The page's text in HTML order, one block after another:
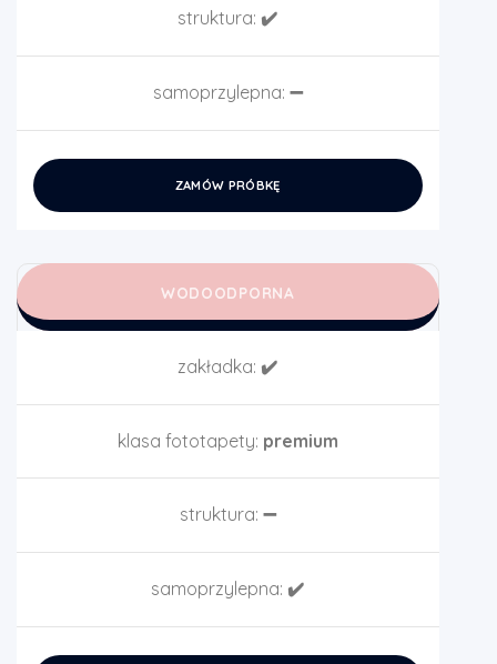
struktura: ✔️
samoprzylepna: ➖
ZAMÓW PRÓBKĘ
WODOODPORNA
zakładka: ✔️
klasa fototapety: premium
struktura: ➖
samoprzylepna: ✔️